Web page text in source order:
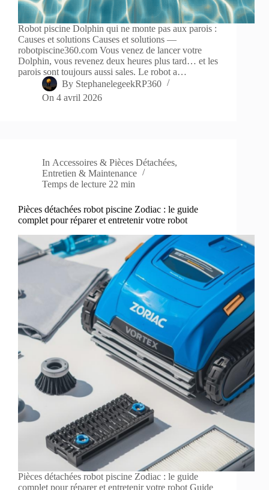
Robot piscine Dolphin qui ne monte pas aux parois :
Causes et solutions Causes et solutions —
robotpiscine360.com Vous venez de lancer votre
Dolphin, vous revenez deux heures plus tard… et les
parois sont toujours aussi sales. Le robot a…
By StephanelegeekRP360
On 4 avril 2026
In Accessoires & Pièces Détachées,
Entretien & Maintenance
Temps de lecture 22 min
Pièces détachées robot piscine Zodiac : le guide
complet pour réparer et entretenir votre robot
Pièces détachées robot piscine Zodiac : le guide
complet pour réparer et entretenir votre robot Guide